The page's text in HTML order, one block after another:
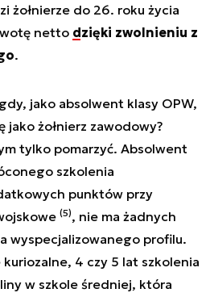
żołnierze do 26. roku życia
netto dzięki zwolnieniu z
.
jako absolwent klasy OPW,
jako żołnierz zawodowy?
tylko pomarzyć. Absolwent
szkolenia
punktów przy
(5), nie ma żadnych
wyspecjalizowanego profilu.
kuriozalne, 4 czy 5 lat szkolenia
w szkole średniej, która